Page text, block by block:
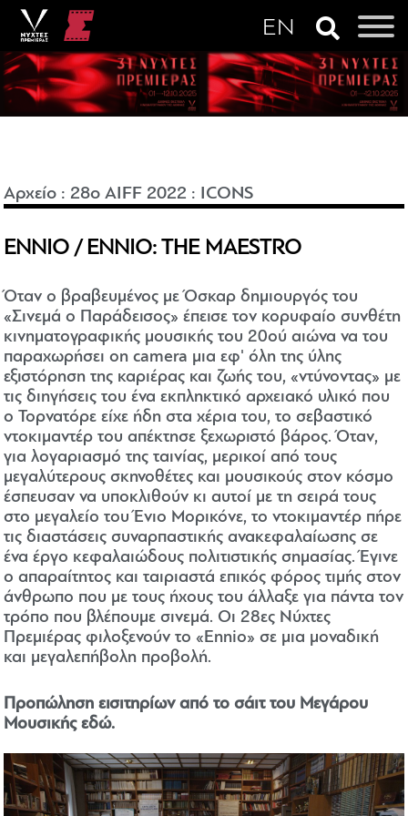
Αρχείο :28o AIFF 2022 : ICONS
ΕΝΝΙΟ / ENNIO: THE MAESTRO
Όταν ο βραβευμένος με Όσκαρ δημιουργός του
«Σινεμά ο Παράδεισος» έπεισε τον κορυφαίο συνθέτη
κινηματογραφικής μουσικής του 20ού αιώνα να του
παραχωρήσει on camera μια εφ' όλη της ύλης
εξιστόρηση της καριέρας και ζωής του, «ντύνοντας» με
τις διηγήσεις του ένα εκπληκτικό αρχειακό υλικό που
ο Τορνατόρε είχε ήδη στα χέρια του, το σεβαστικό
ντοκιμαντέρ του απέκτησε ξεχωριστό βάρος. Όταν,
για λογαριασμό της ταινίας, μερικοί από τους
μεγαλύτερους σκηνοθέτες και μουσικούς στον κόσμο
έσπευσαν να υποκλιθούν κι αυτοί με τη σειρά τους
στο μεγαλείο του Ένιο Μορικόνε, το ντοκιμαντέρ πήρε
τις διαστάσεις συναρπαστικής ανακεφαλαίωσης σε
ένα έργο κεφαλαιώδους πολιτιστικής σημασίας. Έγινε
ο απαραίτητος και ταιριαστά επικός φόρος τιμής στον
άνθρωπο που με τους ήχους του άλλαξε για πάντα τον
τρόπο που βλέπουμε σινεμά. Οι 28ες Νύχτες
Πρεμιέρας φιλοξενούν το «Ennio» σε μια μοναδική
και μεγαλεπήβολη προβολή.
Προπώληση εισιτηρίων από το σάιτ του Μεγάρου
Μουσικής εδώ.